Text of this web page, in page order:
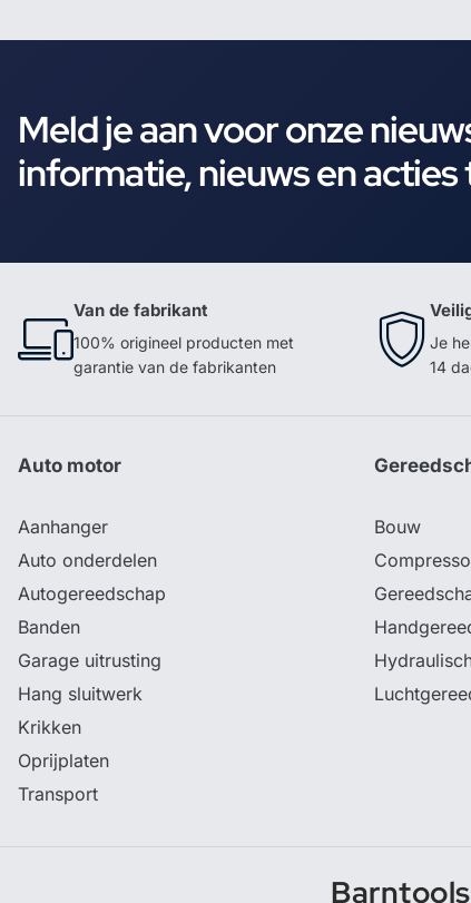
Meld je aan voor onze
informatie, nieuws en
Van de fabrikant
100% origineel producten met
garantie van de fabrikanten
Je
14
Auto motor
Aanhanger
Auto onderdelen
Autogereedschap
Banden
Garage uitrusting
Hang sluitwerk
Krikken
Oprijplaten
Transport
Bouw
Barntools